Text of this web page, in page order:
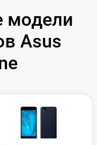
модели
Asus